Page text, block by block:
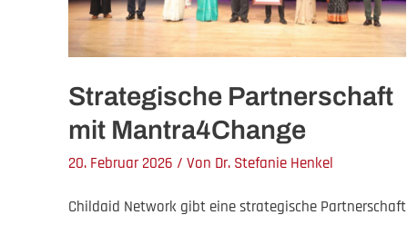
Strategische Partnerschaft
mit Mantra4Change
20. Februar 2026 / Von Dr. Stefanie Henkel
Childaid Network gibt eine strategische Partnerschaft